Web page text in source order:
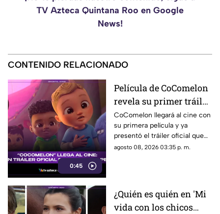
TV Azteca Quintana Roo en Google
News!
CONTENIDO RELACIONADO
0:45
Película de CoComelon
revela su primer tráiler
oficial y emociona a sus
pequeños fans
CoComelon llegará al cine con
su primera película y ya
presentó el tráiler oficial que
sorprendió a sus seguidores.
agosto 08, 2026 03:35 p. m.
¿Quién es quién en 'Mi
vida con los chicos